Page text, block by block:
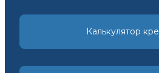
Калькулятор